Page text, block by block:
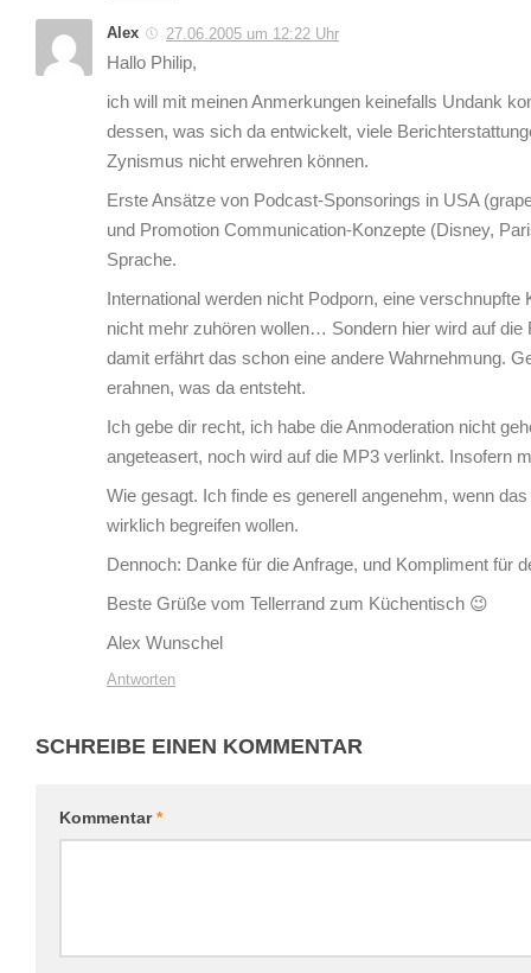
Alex 27.06.2005 um 12:22 Uhr
Hallo Philip,
ich will mit meinen Anmerkungen keinefalls Undank
dessen, was sich da entwickelt, viele
Zynismus nicht erwehren können.
Erste Ansätze von Podcast-Sponsorings in USA
und Promotion Communication-Konzepte (Disney,
Sprache.
International werden nicht Podporn, eine
nicht mehr zuhören wollen… Sondern hier wird auf
damit erfährt das schon eine andere Wahrnehmung.
erahnen, was da entsteht.
Ich gebe dir recht, ich habe die Anmoderation nicht
angeteasert, noch wird auf die MP3 verlinkt. Insofern
Wie gesagt. Ich finde es generell angenehm, wenn
wirklich begreifen wollen.
Dennoch: Danke für die Anfrage, und Kompliment für
Beste Grüße vom Tellerrand zum Küchentisch 😉
Alex Wunschel
Antworten
SCHREIBE EINEN KOMMENTAR
Kommentar*